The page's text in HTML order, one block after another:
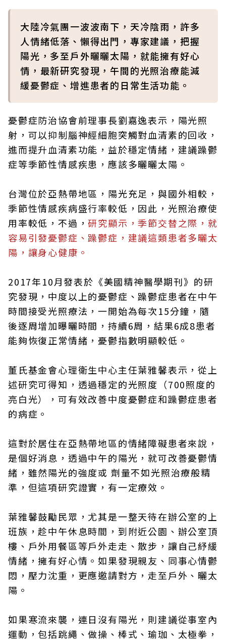
大陸冷氣團一波波南下，天冷陰雨，許多
人情緒低落、懶得出門，專家建議，把握
陽光，多至戶外曬曬太陽，就能擁有好心
情，最新研究發現，午間的光照治療能減
緩憂鬱症、增進患者的日常生活功能。
憂鬱症防治協會前理事長劉嘉逸表示，陽光照
射，可以抑制腦神經細胞突觸對血清素的回收，
進而提升血清素功能，益於穩定情緒，建議躁鬱
症等季節性情感疾患，應該多曬曬太陽。
台灣位於亞熱帶地區，陽光充足，與國外相較，
季節性情感疾病盛行率較低，因此，光照治療使
用率較低，不過，研究顯示，季節交替之際，就
容易引發憂鬱症、躁鬱症，建議這類患者多曬太
陽，讓身心健康。
2017年10月發表於《美國精神醫學期刊》的研
究發現，中度以上的憂鬱症、躁鬱症患者在中午
時間接受光照療法，一開始為每次15分鐘，隨
後逐周增加曝曬時間，持續6周，結果6成8患者
能夠恢復正常情緒，憂鬱指數明顯較低。
董氏基金會心理衛生中心主任葉雅馨表示，從上
述研究可得知，透過穩定的光照度（700照度的
亮白光），可有效改善中度憂鬱症和躁鬱症患者
的病症。
這對於居住在亞熱帶地區的情緒障礙患者來說，
是個好消息，透過中午的陽光，就可改善憂鬱情
緒，雖然陽光的強度或 劑量不如光照治療般精
準，但這項研究證實，有一定療效。
葉雅馨鼓勵民眾，尤其是一整天待在辦公室的上
班族，趁中午休息時間，到附近公園、辦公室頂
樓、戶外用餐區等戶外走走、散步，讓自己紓緩
情緒，擁有好心情。如果發現親友、同事心情鬱
悶，壓力沈重，更應邀請對方，走至戶外、曬太
陽。
如果寒流來襲，連日沒有陽光，則建議從事室內
運動，包括跳繩、做操、棒式、瑜珈、太極拳，